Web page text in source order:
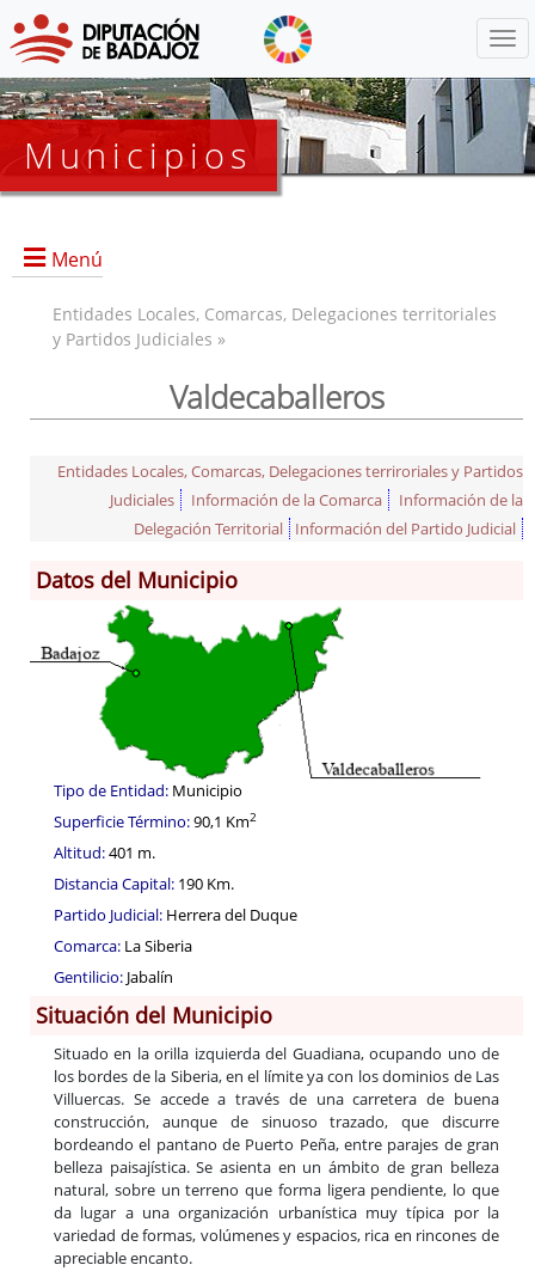
Municipios
Menú
Información General
Historia
Monumentos
Gastronomía
Corporación
Correo-e gratis
Entidades Locales, Comarcas, Delegaciones territoriales
y Partidos Judiciales »
Valdecaballeros
Entidades Locales, Comarcas, Delegaciones terriroriales y Partidos
Judiciales
Información de la Comarca
Información de la
Delegación Territorial
Información del Partido Judicial
Datos del Municipio
Tipo de Entidad: Municipio
Superficie Término:90,1 Km2
Altitud:401 m.
Distancia Capital: 190 Km.
Partido Judicial: Herrera del Duque
Comarca: La Siberia
Gentilicio: Jabalín
Situación del Municipio
Situado en la orilla izquierda del Guadiana, ocupando uno de
los bordes de la Siberia, en el límite ya con los dominios de Las
Villuercas. Se accede a través de una carretera de buena
construcción, aunque de sinuoso trazado, que discurre
bordeando el pantano de Puerto Peña, entre parajes de gran
belleza paisajística. Se asienta en un ámbito de gran belleza
natural, sobre un terreno que forma ligera pendiente, lo que
da lugar a una organización urbanística muy típica por la
variedad de formas, volúmenes y espacios, rica en rincones de
apreciable encanto.